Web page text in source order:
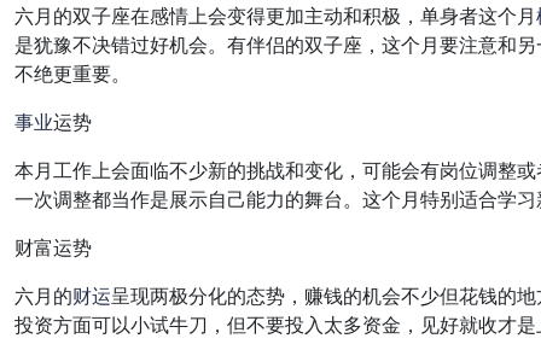
六月的双子座在感情上会变得更加主动和积极，单身者这个月
是犹豫不决错过好机会。有伴侣的双子座，这个月要注意和
不绝更重要。
事业运势
本月工作上会面临不少新的挑战和变化，可能会有岗位调整
一次调整都当作是展示自己能力的舞台。这个月特别适合学
财富运势
六月的财运呈现两极分化的态势，赚钱的机会不少但花钱的
投资方面可以小试牛刀，但不要投入太多资金，见好就收才